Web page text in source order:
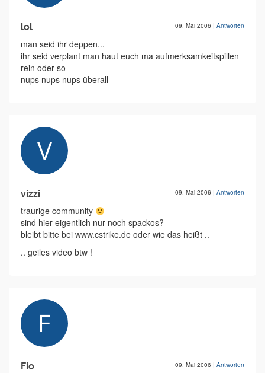
lol 09. Mai 2006 | Antworten
man seid ihr deppen...
ihr seid verplant man haut euch ma aufmerksamkeitspillen
rein oder so
nups nups nups überall
vizzi 09. Mai 2006 | Antworten
traurige community
sind hier eigentlich nur noch spackos?
bleibt bitte bei www.cstrike.de oder wie das heißt ..
.. geiles video btw !
Fio 09. Mai 2006 | Antworten